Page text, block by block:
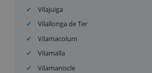
Vilajuïga
Vilallonga de Ter
Vilamacolum
Vilamalla
Vilamaniscle